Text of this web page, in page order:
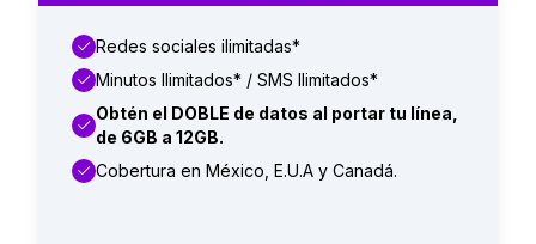
Redes sociales ilimitadas*
Minutos Ilimitados* / SMS Ilimitados*
Obtén el DOBLE de datos al portar tu línea,
de 6GB a 12GB.
Cobertura en México, E.U.A y Canadá.